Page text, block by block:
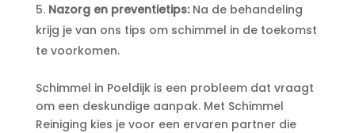
Nazorg en preventietips:Na de behandeling
krijg je van ons tips om schimmel in de toekomst
te voorkomen.​
Schimmel in Poeldijk is een probleem dat vraagt
om een deskundige aanpak.​ Met Schimmel
Reiniging kies je voor een ervaren partner die